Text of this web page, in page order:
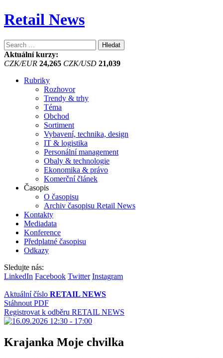
Retail News
Vyhledávání
Aktuální kurzy:
CZK/EUR 24,265 CZK/USD 21,039
Rubriky
Rozhovor
Trendy & trhy
Téma
Obchod
Sortiment
Vybavení, technika, design
IT & logistika
Personální management
Obaly & technologie
Ekonomika & právo
Komerční článek
Časopis
O časopisu
Archiv časopisu Retail News
Kontakty
Mediadata
Konference
Předplatné časopisu
Odkazy
Sledujte nás:
LinkedIn Facebook Twitter Instagram
Aktuální číslo RETAIL NEWS
Stáhnout PDF
Registrovat k odběru RETAIL NEWS
Krajanka Moje chvilka